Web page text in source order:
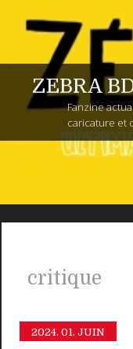
ZEBRA
Fanzine
caricature et
critique
2024. 01. JUIN